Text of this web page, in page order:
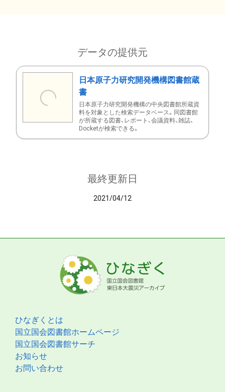
データの提供元
日本原子力研究開発機構図書館蔵
書
日本原子力研究開発機構の中央図書館所蔵資
料を対象とした検索データベース。同図書館
が所蔵する図書、レポート、会議資料、雑誌、
Docketが検索できる。
最終更新日
2021/04/12
ひなぎくとは
国立国会図書館ホームページ
国立国会図書館サーチ
お知らせ
お問い合わせ